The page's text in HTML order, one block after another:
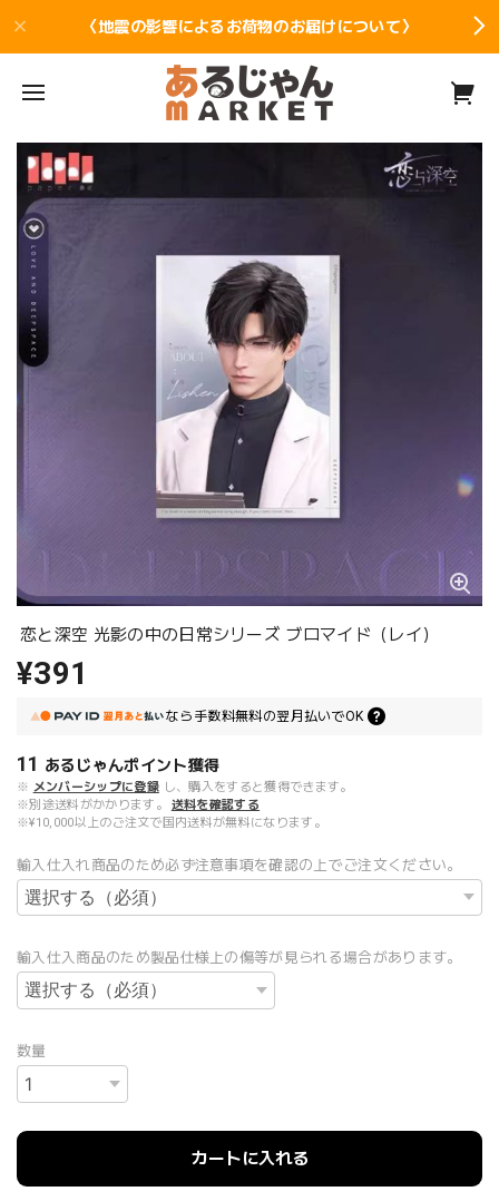
〈地震の影響によるお荷物のお届けについて〉
恋と深空 光影の中の日常シリーズ ブロマイド（レイ）
¥391
なら 手数料無料の翌月払いでOK
11 あるじゃんポイント獲得
※ メンバーシップに登録 し、購入をすると獲得できます。
※別途送料がかかります。
送料を確認する
※¥10,000以上のご注文で国内送料が無料になります。
輸入仕入れ商品のため必ず注意事項を確認の上でご注文ください。
輸入仕入商品のため製品仕様上の傷等が見られる場合があります。
数量
カートに入れる